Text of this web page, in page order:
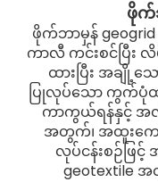
ဖိုက်
ဖိုက်ဘာမှန်
ကာလီ ကင်းစင်ပြီး
ထားပြီး အချို့
ပြုလုပ်သော ကွက်ပုံ
ကာကွယ်ရန်နှင့် အ
အတွက်၊ အထူးကေ
လုပ်ငန်းစဉ်ဖြ
geotextile